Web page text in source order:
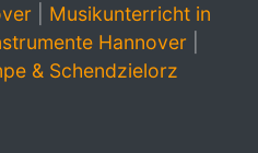
Musikunterricht in
Hannover
& Schendzielorz